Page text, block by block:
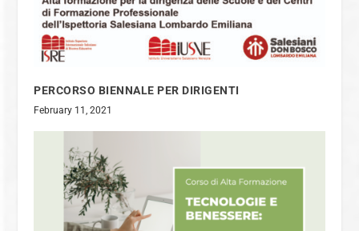
PERCORSO BIENNALE PER DIRIGENTI
February 11, 2021